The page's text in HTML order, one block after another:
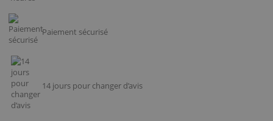
Paiement sécurisé
14 jours pour changer d’avis